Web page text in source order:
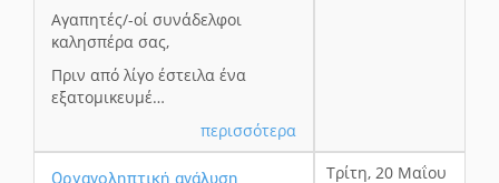
Αγαπητές/-οί συνάδελφοι
καλησπέρα σας,
Πριν από λίγο έστειλα ένα
εξατομικευμέ…
περισσότερα
Οργανοληπτική ανάλυση Τρίτη, 20 Μαΐου